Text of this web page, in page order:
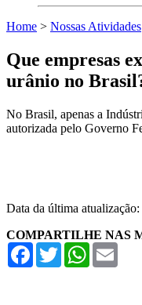
Home > Nossas Atividades
Que empresas
urânio no
No Brasil, apenas a
autorizada pelo Governo
Data da última
COMPARTILHE NAS
Facebook
TwitterWhatsApp